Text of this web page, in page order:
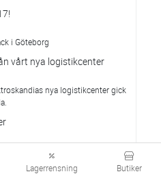
Lagerrensning Butiker
i Göteborg
vårt nya logistikcenter
nya logistikcenter gick
ny punktskatt på kemikalier i